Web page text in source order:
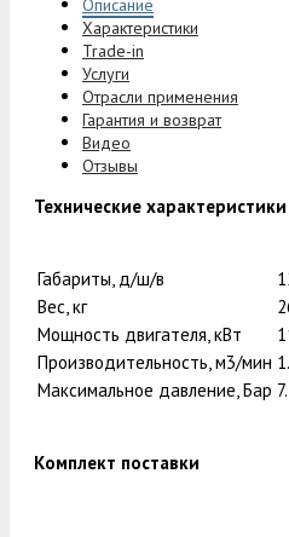
Описание
Характеристики
Trade-in
Услуги
Отрасли применения
Гарантия и возврат
Видео
Отзывы
Технические характеристики
Габариты, д/ш/в
Вес, кг
Мощность двигателя, кВт
Производительность, м3/мин
Максимальное давление, Бар
Комплект поставки